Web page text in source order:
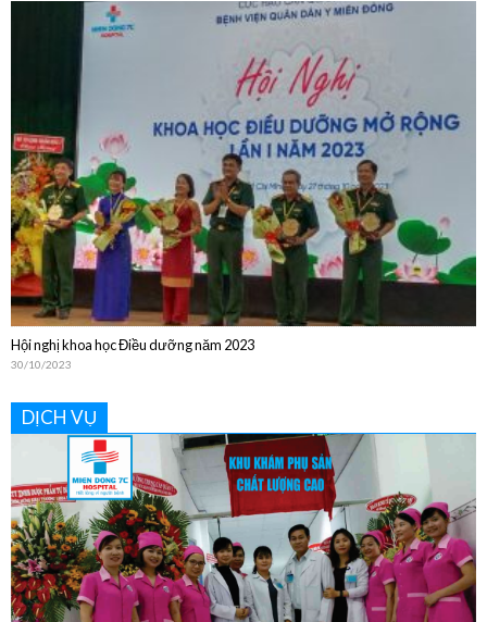
Bệnh viện Quân Dân Y Miền Đông sinh hoạt Khoa học Kỹ thuật thường niên
20/12/2024
Hội nghị khoa học Điều dưỡng năm 2023
30/10/2023
DỊCH VỤ